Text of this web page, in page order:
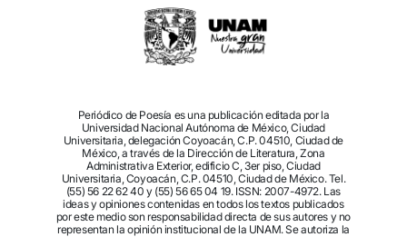
Periódico de Poesía es una publicación editada por la
Universidad Nacional Autónoma de México, Ciudad
Universitaria, delegación Coyoacán, C.P. 04510, Ciudad de
México, a través de la Dirección de Literatura, Zona
Administrativa Exterior, edificio C, 3er piso, Ciudad
Universitaria, Coyoacán, C.P. 04510, Ciudad de México. Tel.
(55) 56 22 62 40 y (55) 56 65 04 19. ISSN: 2007-4972. Las
ideas y opiniones contenidas en todos los textos publicados
por este medio son responsabilidad directa de sus autores y no
representan la opinión institucional de la UNAM. Se autoriza la